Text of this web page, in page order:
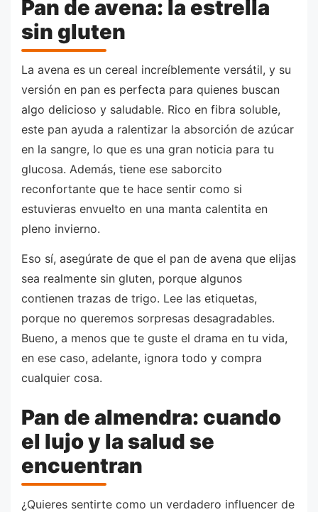
Pan de avena: la estrella
sin gluten
La avena es un cereal increíblemente versátil, y su
versión en pan es perfecta para quienes buscan
algo delicioso y saludable. Rico en fibra soluble,
este pan ayuda a ralentizar la absorción de azúcar
en la sangre, lo que es una gran noticia para tu
glucosa. Además, tiene ese saborcito
reconfortante que te hace sentir como si
estuvieras envuelto en una manta calentita en
pleno invierno.
Eso sí, asegúrate de que el pan de avena que elijas
sea realmente sin gluten, porque algunos
contienen trazas de trigo. Lee las etiquetas,
porque no queremos sorpresas desagradables.
Bueno, a menos que te guste el drama en tu vida,
en ese caso, adelante, ignora todo y compra
cualquier cosa.
Pan de almendra: cuando
el lujo y la salud se
encuentran
¿Quieres sentirte como un verdadero influencer de